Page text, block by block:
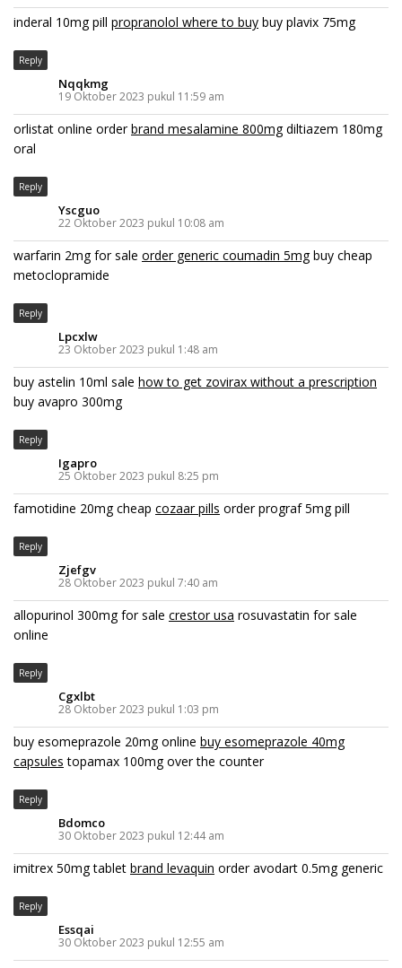
inderal 10mg pill propranolol where to buy buy plavix 75mg
Reply
Nqqkmg
19 Oktober 2023 pukul 11:59 am
orlistat online orderbrand mesalamine 800mgdiltiazem 180mg
oral
Reply
Yscguo
22 Oktober 2023 pukul 10:08 am
warfarin 2mg for sale order generic coumadin 5mgbuy cheap
metoclopramide
Reply
Lpcxlw
23 Oktober 2023 pukul 1:48 am
buy astelin 10ml sale how to get zovirax without a prescription
buy avapro 300mg
Reply
Igapro
25 Oktober 2023 pukul 8:25 pm
famotidine 20mg cheap cozaar pills order prograf 5mg pill
Reply
Zjefgv
28 Oktober 2023 pukul 7:40 am
allopurinol 300mg for sale crestor usa rosuvastatin for sale
online
Reply
Cgxlbt
28 Oktober 2023 pukul 1:03 pm
buy esomeprazole 20mg online buy esomeprazole 40mg
capsules topamax 100mg over the counter
Reply
Bdomco
30 Oktober 2023 pukul 12:44 am
imitrex 50mg tablet brand levaquin order avodart 0.5mg generic
Reply
Essqai
30 Oktober 2023 pukul 12:55 am